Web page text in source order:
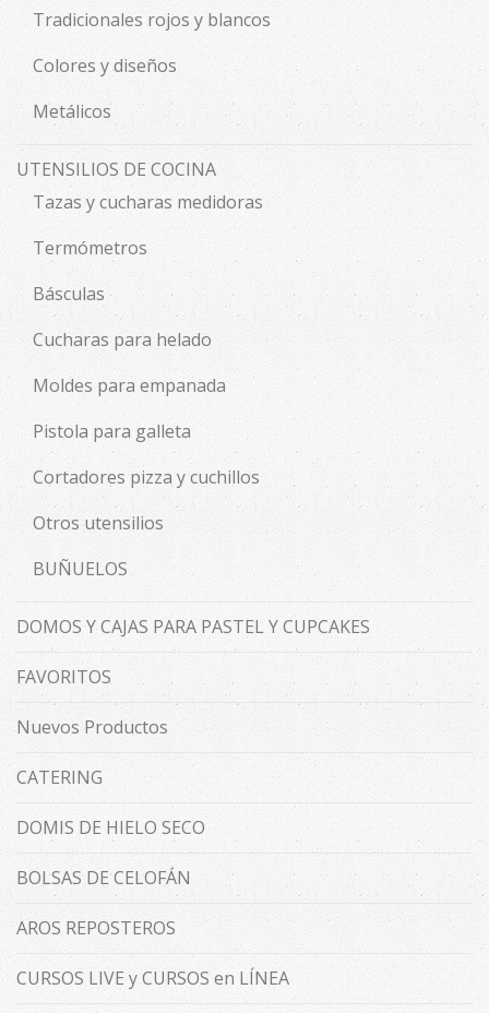
Tradicionales rojos y blancos
Colores y diseños
Metálicos
UTENSILIOS DE COCINA
Tazas y cucharas medidoras
Termómetros
Básculas
Cucharas para helado
Moldes para empanada
Pistola para galleta
Cortadores pizza y cuchillos
Otros utensilios
BUÑUELOS
DOMOS Y CAJAS PARA PASTEL Y CUPCAKES
FAVORITOS
Nuevos Productos
CATERING
DOMIS DE HIELO SECO
BOLSAS DE CELOFÁN
AROS REPOSTEROS
CURSOS LIVE y CURSOS en LÍNEA